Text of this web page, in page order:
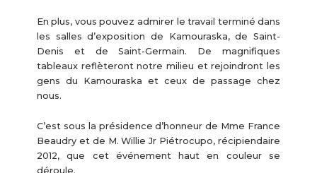
En plus, vous pouvez admirer le travail terminé dans
les salles d’exposition de Kamouraska, de Saint-
Denis et de Saint-Germain. De magnifiques
tableaux reflèteront notre milieu et rejoindront les
gens du Kamouraska et ceux de passage chez
nous.
C’est sous la présidence d’honneur de Mme France
Beaudry et de M. Willie Jr Piétrocupo, récipiendaire
2012, que cet événement haut en couleur se
déroule.